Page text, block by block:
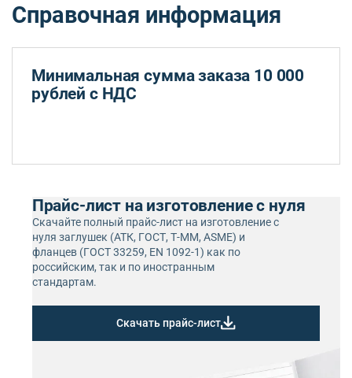
Справочная информация
Минимальная сумма заказа 10 000
рублей с НДС
Прайс-лист на изготовление с нуля
Скачайте полный прайс-лист на изготовление с
нуля заглушек (АТК, ГОСТ, Т-ММ, ASME) и
фланцев (ГОСТ 33259, EN 1092-1) как по
российским, так и по иностранным
стандартам.
Скачать прайс-лист